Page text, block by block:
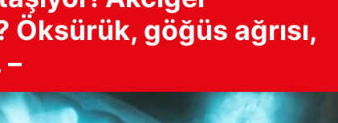
göğüs ağrısı,